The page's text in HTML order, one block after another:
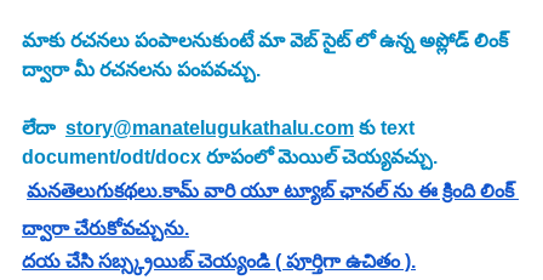
మాకు రచనలు పంపాలనుకుంటే మా వెబ్ సైట్ లో ఉన్న అప్లోడ్ లింక్
ద్వారా మీ రచనలను పంపవచ్చు.
లేదా story@manatelugukathalu.com కు text
document/odt/docx రూపంలో మెయిల్ చెయ్యవచ్చు.
మనతెలుగుకథలు.కామ్ వారి యూ ట్యూబ్ ఛానల్ ను ఈ క్రింది లింక్
ద్వారా చేరుకోవచ్చును.
దయ చేసి సబ్స్క్రయిబ్ చెయ్యండి ( పూర్తిగా ఉచితం ).